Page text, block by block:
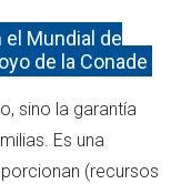
el Mundial de
de la Conade
sino la garantía
Es una
(recursos